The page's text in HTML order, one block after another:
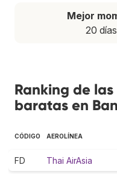
Mejor
20
Ranking de
baratas en
CÓDIGO AEROLÍNEA
FD Thai AirAsia